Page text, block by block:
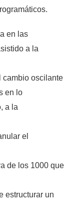
en las
a la
cambio oscilante
en lo
a la
el
de los 1000 que
estructurar un